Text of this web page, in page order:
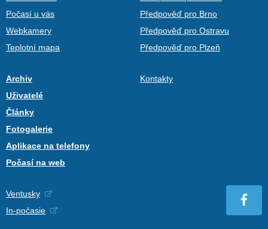
Počasí u vás
Webkamery
Teplotní mapa
Předpověď pro Brno
Předpověď pro Ostravu
Předpověď pro Plzeň
Archiv
Uživatelé
Články
Fotogalerie
Aplikace na telefony
Počasí na web
Kontakty
Ventusky
In-počasie